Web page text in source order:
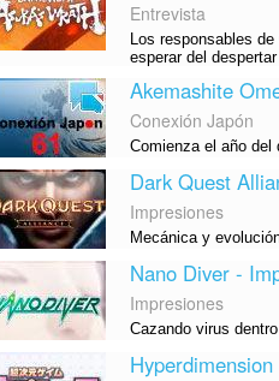
Entrevista
Los responsables
esperar del
Akemashite
Conexión Japón
Comienza el año del
Dark Quest
Impresiones
Mecánica y
Nano Diver -
Impresiones
Cazando virus